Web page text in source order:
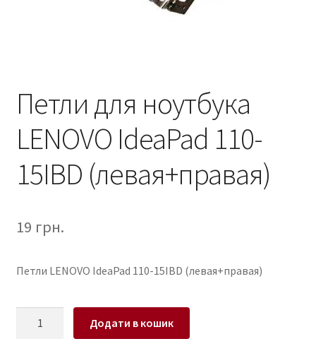
Петли для ноутбука
LENOVO IdeaPad 110-
15IBD (левая+правая)
19 грн.
Петли LENOVO IdeaPad 110-15IBD (левая+правая)
Додати в кошик